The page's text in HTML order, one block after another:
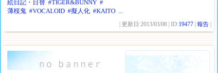
絵日記・日替 #TIGER&BUNNY #
薄桜鬼 #VOCALOID #擬人化 #KAITO ...
| 更新日:2013/03/08 | ID:19477 |報告